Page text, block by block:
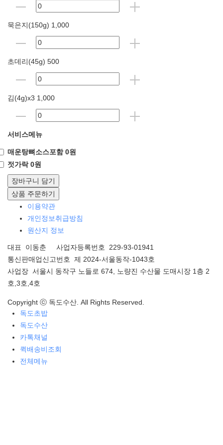
묵은지(150g) 1,000
초데리(45g) 500
김(4g)x3 1,000
서비스메뉴
매운탕뼈소스포함 0원
젓가락 0원
장바구니 담기
상품 주문하기
이용약관
개인정보취급방침
원산지 정보
대표 이동춘 사업자등록번호 229-93-01941
통신판매업신고번호 제 2024-서울동작-1043호
사업장 서울시 동작구 노들로 674, 노량진 수산물 도매시장 1층 2
호,3호,4호
Copyright ⓒ 독도수산. All Rights Reserved.
독도초밥
독도수산
카톡채널
퀵배송비조회
전체메뉴